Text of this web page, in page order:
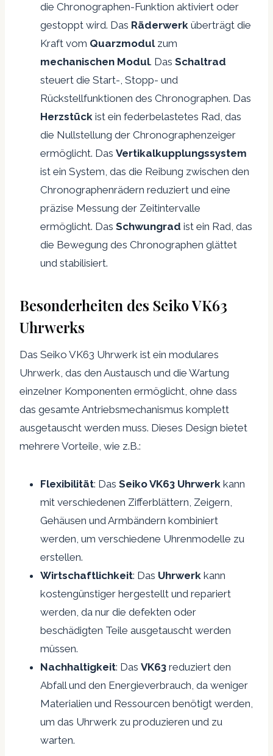
die Chronographen-Funktion aktiviert oder
gestoppt wird. Das Räderwerk überträgt die
Kraft vom Quarzmodulzum
mechanischen Modul. Das Schaltrad
steuert die Start-, Stopp- und
Rückstellfunktionen des Chronographen. Das
Herzstück ist ein federbelastetes Rad, das
die Nullstellung der Chronographenzeiger
ermöglicht. Das Vertikalkupplungssystem
ist ein System, das die Reibung zwischen den
Chronographenrädern reduziert und eine
präzise Messung der Zeitintervalle
ermöglicht. Das Schwungrad ist ein Rad, das
die Bewegung des Chronographen glättet
und stabilisiert.
Besonderheiten des Seiko VK63
Uhrwerks
Das Seiko VK63 Uhrwerk ist ein modulares
Uhrwerk, das den Austausch und die Wartung
einzelner Komponenten ermöglicht, ohne dass
das gesamte Antriebsmechanismus komplett
ausgetauscht werden muss. Dieses Design bietet
mehrere Vorteile, wie z.B.:
Flexibilität: Das Seiko VK63 Uhrwerk kann
mit verschiedenen Zifferblättern, Zeigern,
Gehäusen und Armbändern kombiniert
werden, um verschiedene Uhrenmodelle zu
erstellen.
Wirtschaftlichkeit: Das Uhrwerk kann
kostengünstiger hergestellt und repariert
werden, da nur die defekten oder
beschädigten Teile ausgetauscht werden
müssen.
Nachhaltigkeit: Das VK63 reduziert den
Abfall und den Energieverbrauch, da weniger
Materialien und Ressourcen benötigt werden,
um das Uhrwerk zu produzieren und zu
warten.